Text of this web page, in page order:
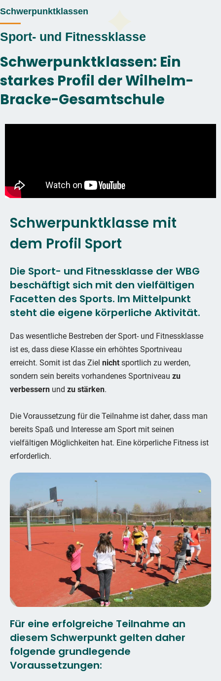
Sport- und Fitnessklasse
Schwerpunktklassen
Schwerpunktklassen: Ein
starkes Profil der Wilhelm-
Bracke-Gesamtschule
Schwerpunktklasse mit
dem Profil Sport
Die Sport- und Fitnessklasse der WBG
beschäftigt sich mit den vielfältigen
Facetten des Sports. Im Mittelpunkt
steht die eigene körperliche Aktivität.
Das wesentliche Bestreben der Sport- und Fitnessklasse
ist es, dass diese Klasse ein erhöhtes Sportniveau
erreicht. Somit ist das Ziel nicht sportlich zu werden,
sondern sein bereits vorhandenes Sportniveau zu
verbessern und zu stärken.
Die Voraussetzung für die Teilnahme ist daher, dass man
bereits Spaß und Interesse am Sport mit seinen
vielfältigen Möglichkeiten hat. Eine körperliche Fitness ist
erforderlich.
Für eine erfolgreiche Teilnahme an
diesem Schwerpunkt gelten daher
folgende grundlegende
Voraussetzungen: